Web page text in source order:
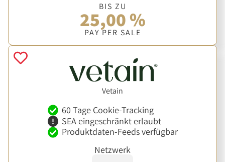
BIS ZU
25,00 %
PAY PER SALE
Vetain
60 Tage Cookie-Tracking
SEA eingeschränkt erlaubt
Produktdaten-Feeds verfügbar
Netzwerk